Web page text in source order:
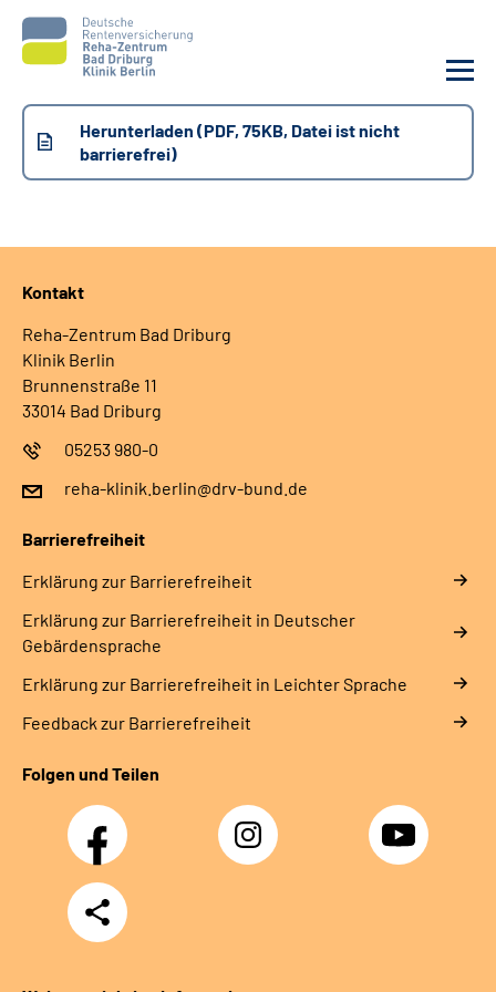
Unsere Klinik
Karriere
Suche
Leichte Sprache
Herunterladen (PDF, 75KB, Datei ist nicht
barrierefrei)
Kontakt
Reha-Zentrum Bad Driburg
Klinik Berlin
Brunnenstraße 11
33014 Bad Driburg
05253 980-0
reha-klinik.berlin@drv-bund.de
Barrierefreiheit
Erklärung zur Barrierefreiheit
Erklärung zur Barrierefreiheit in Deutscher
Gebärdensprache
Erklärung zur Barrierefreiheit in Leichter Sprache
Feedback zur Barrierefreiheit
Folgen und Teilen
Facebook Instagram YouTube
Teilen